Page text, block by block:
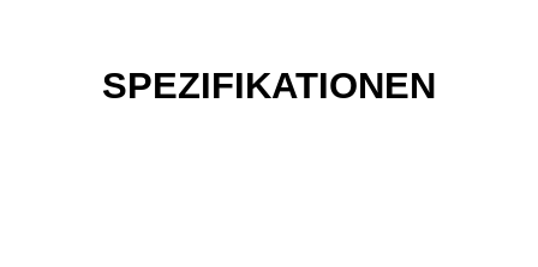
SPEZIFIKATIONEN